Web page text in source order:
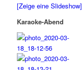
[Zeige eine Slideshow]
Karaoke-Abend